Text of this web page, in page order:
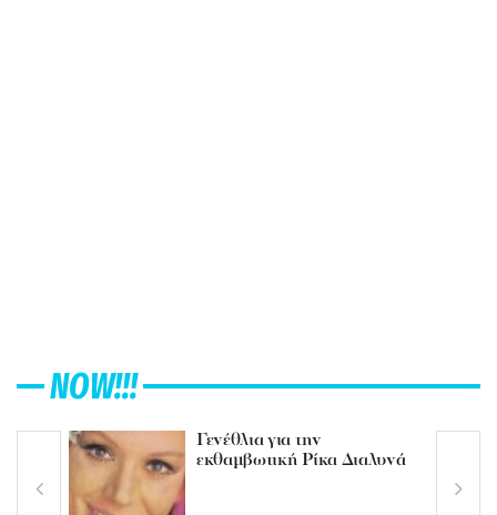
NOW!!!
Γενέθλια για την
εκθαμβωτική Ρίκα Διαλυνά